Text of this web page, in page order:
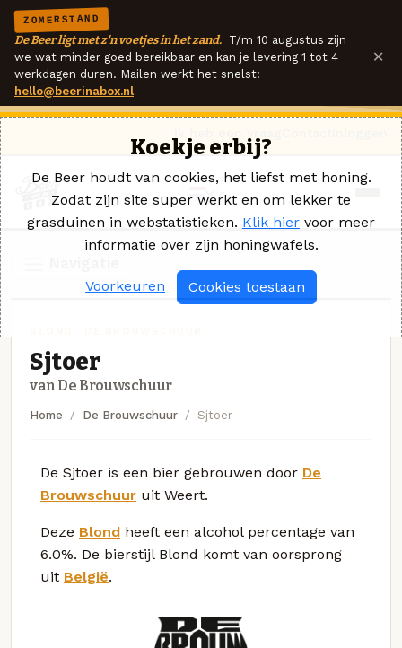
ZOMERSTAND
De Beer ligt met z'n voetjes in het zand. T/m 10 augustus zijn
we wat minder goed bereikbaar en kan je levering 1 tot 4
werkdagen duren. Mailen werkt het snelst:
hello@beerinabox.nl
×
Sjtoer
van De Brouwschuur
Home De Brouwschuur Sjtoer
De Sjtoer is een bier gebrouwen door De
Brouwschuur uit Weert.
Deze Blond heeft een alcohol percentage van
6.0%. De bierstijl Blond komt van oorsprong
uit België.
Koekje erbij?
De Beer houdt van cookies, het liefst met honing.
Zodat zijn site super werkt en om lekker te
grasduinen in webstatistieken. Klik hier voor meer
informatie over zijn honingwafels.
Voorkeuren Cookies toestaan